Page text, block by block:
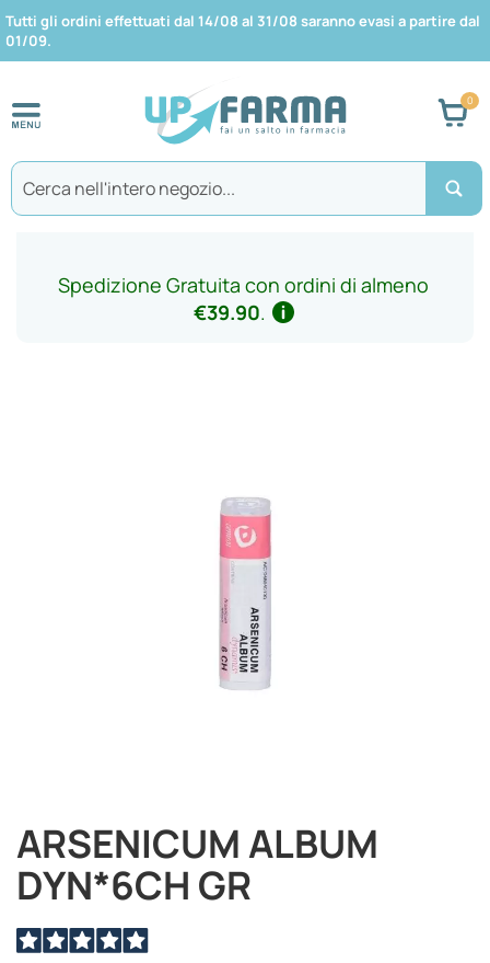
Tutti gli ordini effettuati dal 14/08 al 31/08 saranno evasi a partire dal
01/09.
Spedizione Gratuita con ordini di almeno
€39.90.
ARSENICUM ALBUM
DYN*6CH GR
Vai
all'inizio
della
galleria
immagini